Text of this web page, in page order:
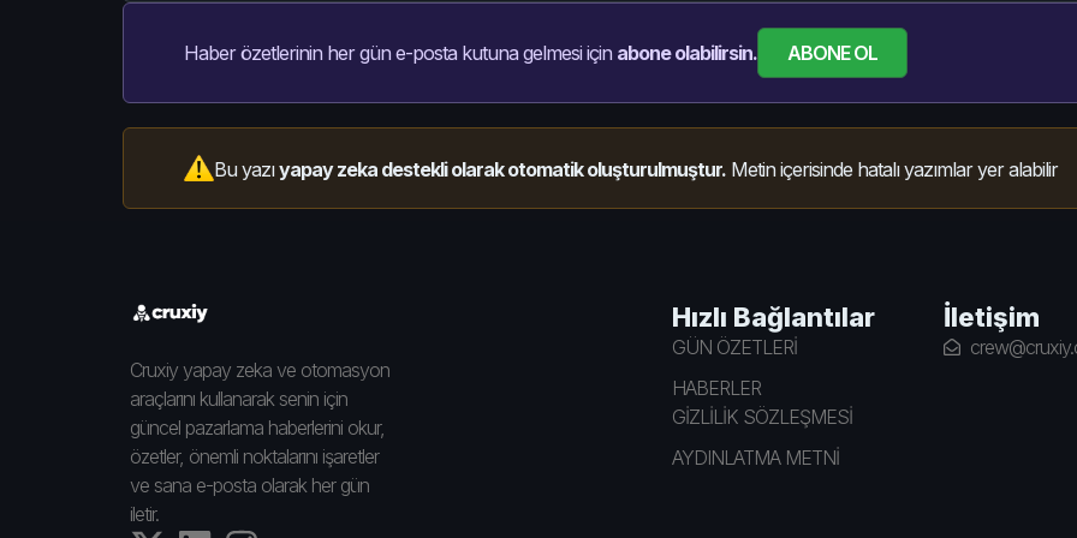
Haber özetlerinin her gün e-posta kutuna gelmesi için abone olabilirsin. ABONE OL
Bu yazıyapay zeka destekli olarak otomatik oluşturulmuştur. Metin içerisinde hatalı yazımlar yer alabilir
Cruxiy yapay zeka ve otomasyon
araçlarını kullanarak senin için
güncel pazarlama haberlerini okur,
özetler, önemli noktalarını işaretler
ve sana e-posta olarak her gün
iletir.
Hızlı Bağlantılar
GÜN ÖZETLERİ
HABERLER
GİZLİLİK SÖZLEŞMESİ
AYDINLATMA METNİ
İletişim